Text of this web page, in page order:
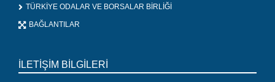
TÜRKİYE ODALAR VE BORSALAR BİRLİĞİ
BAĞLANTILAR
İLETİŞİM BİLGİLERİ